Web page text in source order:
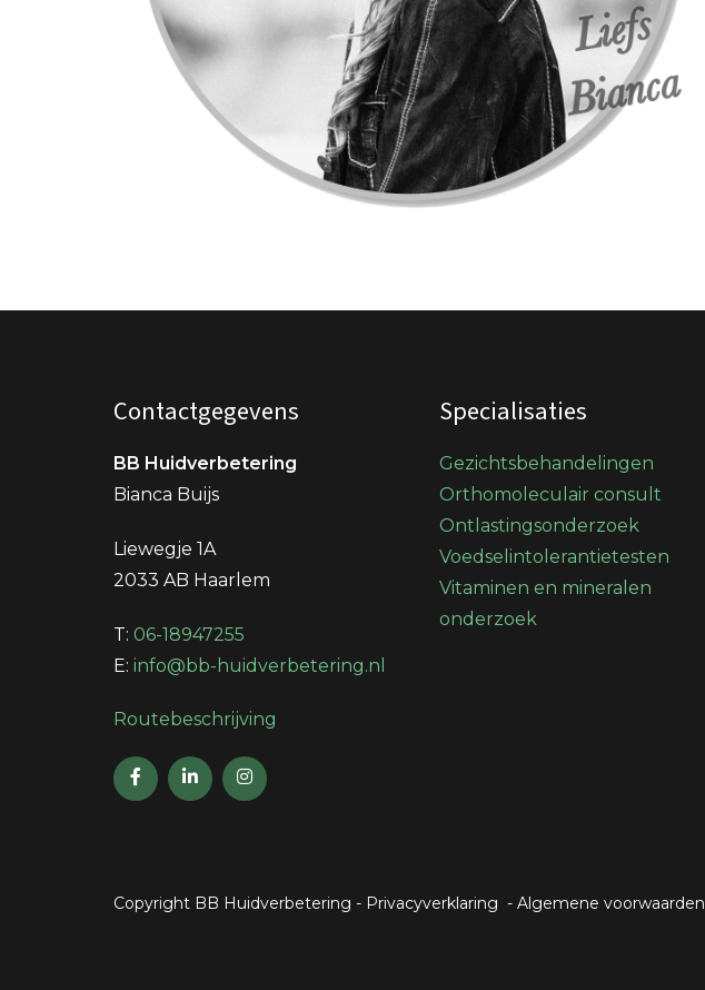
Contactgegevens
BB Huidverbetering
Bianca Buijs
Liewegje 1A
2033 AB Haarlem
T: 06-18947255
E: info@bb-huidverbetering.nl
Routebeschrijving
Specialisaties
Gezichtsbehandelingen
Orthomoleculair consult
Ontlastingsonderzoek
Voedselintolerantietesten
Vitaminen en mineralen
onderzoek
Copyright BB Huidverbetering - Privacyverklaring - Algemene voorwaarden